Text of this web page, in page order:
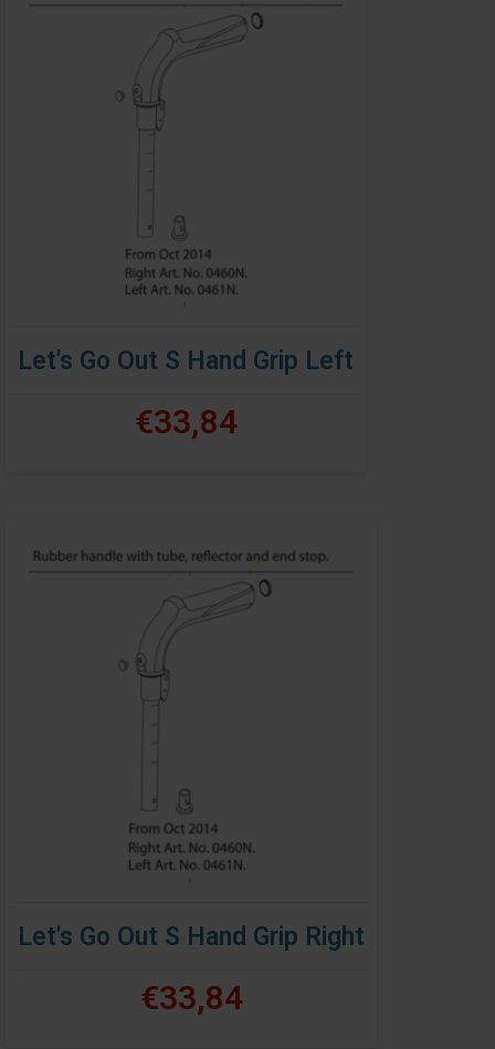
Let's Go Out S Hand Grip Left
€33,84
Let's Go Out S Hand Grip Right
€33,84